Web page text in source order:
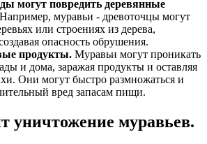
могут повредить деревянные
Например, муравьи - древоточцы могут
или строениях из дерева,
опасность обрушения.
продукты. Муравьи могут проникать
и дома, заражая продукты и оставляя
Они могут быстро размножаться и
вред запасам пищи.
уничтожение муравьев.